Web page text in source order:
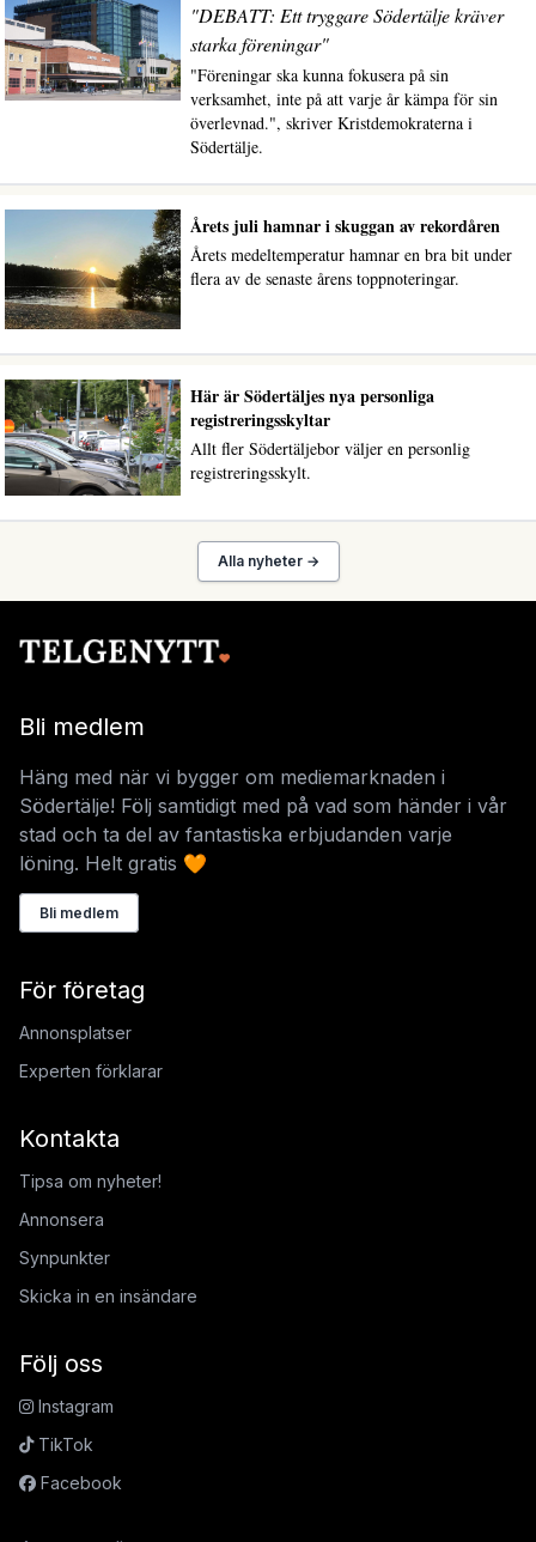
"DEBATT: Ett tryggare Södertälje kräver
starka föreningar"
"Föreningar ska kunna fokusera på sin
verksamhet, inte på att varje år kämpa för sin
överlevnad.", skriver Kristdemokraterna i
Södertälje.
Årets juli hamnar i skuggan av rekordåren
Årets medeltemperatur hamnar en bra bit under
flera av de senaste årens toppnoteringar.
Här är Södertäljes nya personliga
registreringsskyltar
Allt fler Södertäljebor väljer en personlig
registreringsskylt.
Alla nyheter →
Bli medlem
Häng med när vi bygger om mediemarknaden i
Södertälje! Följ samtidigt med på vad som händer i vår
stad och ta del av fantastiska erbjudanden varje
löning. Helt gratis 🧡
Bli medlem
För företag
Annonsplatser
Experten förklarar
Kontakta
Tipsa om nyheter!
Annonsera
Synpunkter
Skicka in en insändare
Följ oss
Instagram
TikTok
Facebook